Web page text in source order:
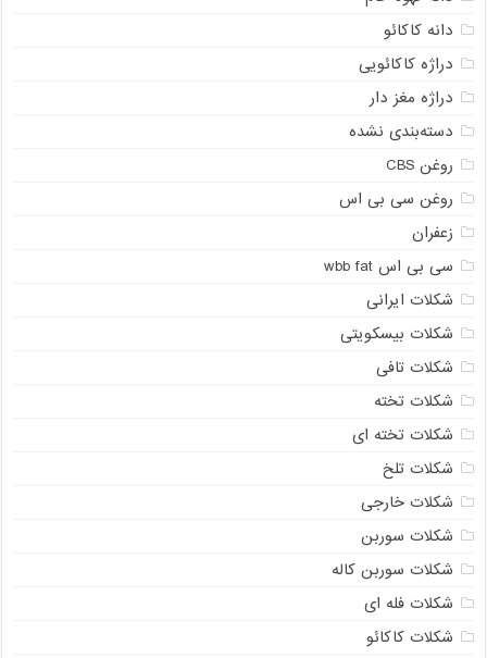
دانه کاکائو
دراژه کاکائویی
دراژه مغز دار
دسته‌بندی نشده
روغن CBS
روغن سی بی اس
زعفران
سی بی اس wbb fat
شکلات ایرانی
شکلات بیسکویتی
شکلات تافی
شکلات تخته
شکلات تخته ای
شکلات تلخ
شکلات خارجی
شکلات سوربن
شکلات سوربن کاله
شکلات فله ای
شکلات کاکائو